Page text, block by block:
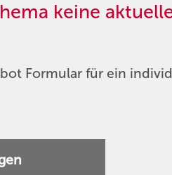
keine
Formular für ein